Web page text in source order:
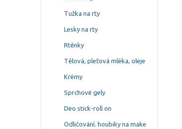
Tužka na rty
Lesky na rty
Rtěnky
Tělová, pleťová mléka, oleje
Krémy
Sprchové gely
Deo stick-roll on
Odličování. houbiky na make